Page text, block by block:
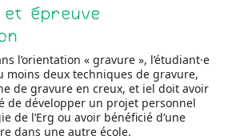
épreuve
l’orientation « gravure », l’étudiant·e
moins deux techniques de gravure,
de gravure en creux, et iel doit avoir
de développer un projet personnel
de l’Erg ou avoir bénéficié d’une
dans une autre école.